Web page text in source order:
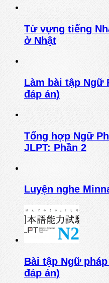
Từ vựng tiếng
ở Nhật
Làm bài tập Ngữ
đáp án)
Tổng hợp Ngữ
JLPT: Phần 2
Luyện nghe
Bài tập Ngữ
đáp án)